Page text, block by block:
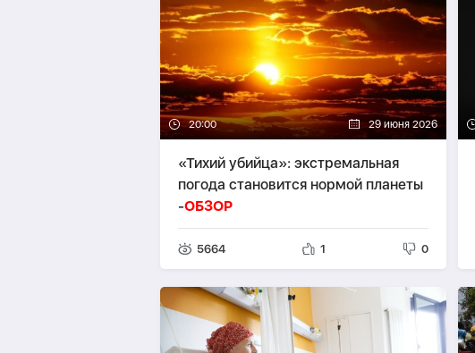
20:00 29 июня 2026
«Тихий убийца»: экстремальная
погода становится нормой планеты
-ОБЗОР
5664 1 0